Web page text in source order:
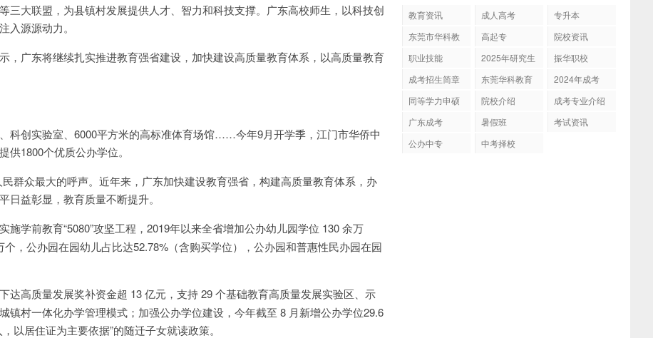
三大联盟，为县镇村发展提供人才、智力和科技支撑。广东高校师生，以科技创
入源源动力。
，广东将继续扎实推进教育强省建设，加快建设高质量教育体系，以高质量教育
科创实验室、6000平方米的高标准体育场馆……今年9月开学季，江门市华侨中
供1800个优质公办学位。
民群众最大的呼声。近年来，广东加快建设教育强省，构建高质量教育体系，办
日益彰显，教育质量不断提升。
学前教育“5080”攻坚工程，2019年以来全省增加公办幼儿园学位 130 余万
，公办园在园幼儿占比达52.78%（含购买学位），公办园和普惠性民办园在园
高质量发展奖补资金超 13 亿元，支持 29 个基础教育高质量发展实验区、示
镇村一体化办学管理模式；加强公办学位建设，今年截至 8 月新增公办学位29.6
以居住证为主要依据”的随迁子女就读政策。
教育资讯 成人高考
专升本
东莞市华科教
高起专
院校资讯
职业技能
2025年研究生
振华职校
成考招生简章
东莞华科教育
2024年成考
同等学力申硕
院校介绍
成考专业介绍
广东成考
暑假班
考试资讯
公办中专
中考择校